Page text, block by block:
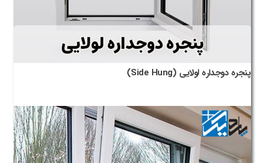
پنجره دوجداره لولایی (Side Hung)